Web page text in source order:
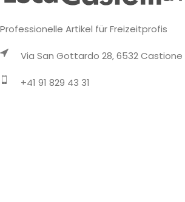
Professionelle Artikel für Freizeitprofis
Via San Gottardo 28, 6532 Castione
+41 91 829 43 31